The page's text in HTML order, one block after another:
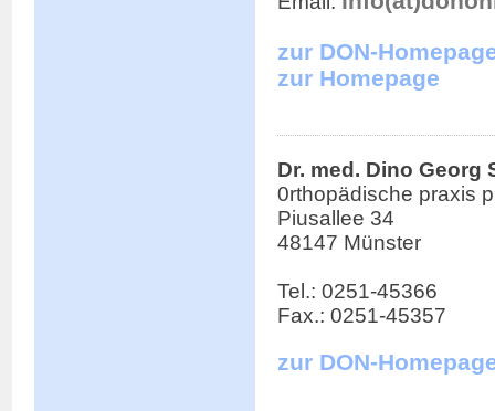
zur DON-
zur Homepage
Dr. med. Dino Georg
0rthopädische praxis
Piusallee 34
48147 Münster
Tel.: 0251-45366
Fax.: 0251-45357
zur DON-